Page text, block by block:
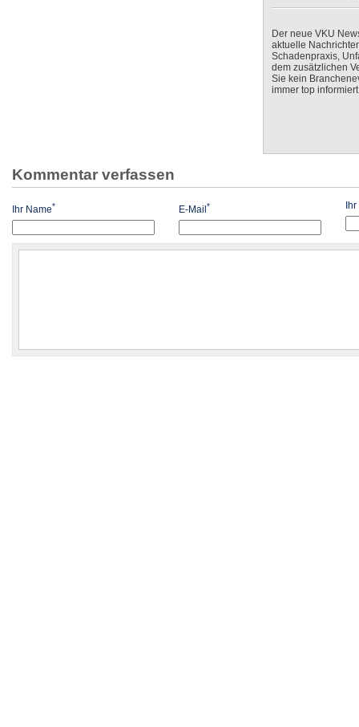
Der neue VKU
aktuelle
Schadenpraxis,
dem zusätzlichen
Sie kein
immer top
Kommentar verfassen
Ihr Name* E-Mail *